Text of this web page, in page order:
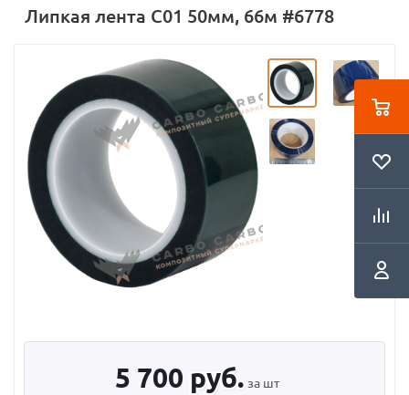
Липкая лента С01 50мм, 66м #6778
5 700 руб. за шт